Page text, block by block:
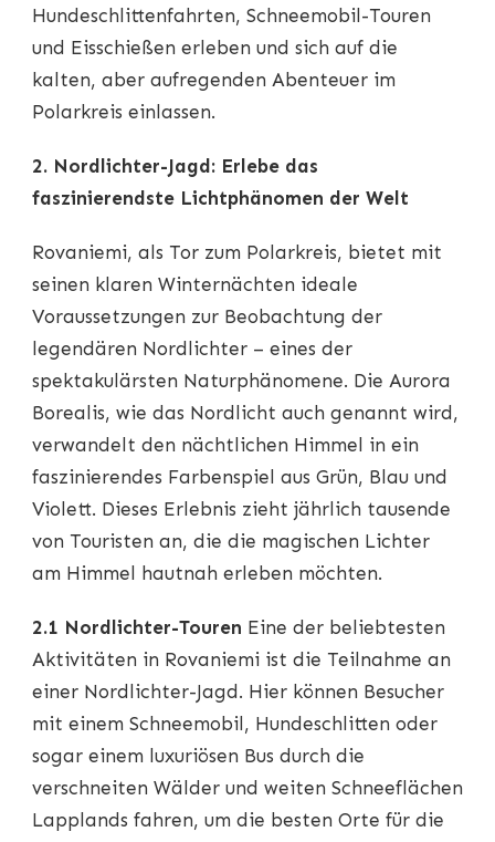
Hundeschlittenfahrten, Schneemobil-Touren
und Eisschießen erleben und sich auf die
kalten, aber aufregenden Abenteuer im
Polarkreis einlassen.
2. Nordlichter-Jagd: Erlebe das
faszinierendste Lichtphänomen der Welt
Rovaniemi, als Tor zum Polarkreis, bietet mit
seinen klaren Winternächten ideale
Voraussetzungen zur Beobachtung der
legendären Nordlichter – eines der
spektakulärsten Naturphänomene. Die Aurora
Borealis, wie das Nordlicht auch genannt wird,
verwandelt den nächtlichen Himmel in ein
faszinierendes Farbenspiel aus Grün, Blau und
Violett. Dieses Erlebnis zieht jährlich tausende
von Touristen an, die die magischen Lichter
am Himmel hautnah erleben möchten.
2.1 Nordlichter-Touren Eine der beliebtesten
Aktivitäten in Rovaniemi ist die Teilnahme an
einer Nordlichter-Jagd. Hier können Besucher
mit einem Schneemobil, Hundeschlitten oder
sogar einem luxuriösen Bus durch die
verschneiten Wälder und weiten Schneeflächen
Lapplands fahren, um die besten Orte für die